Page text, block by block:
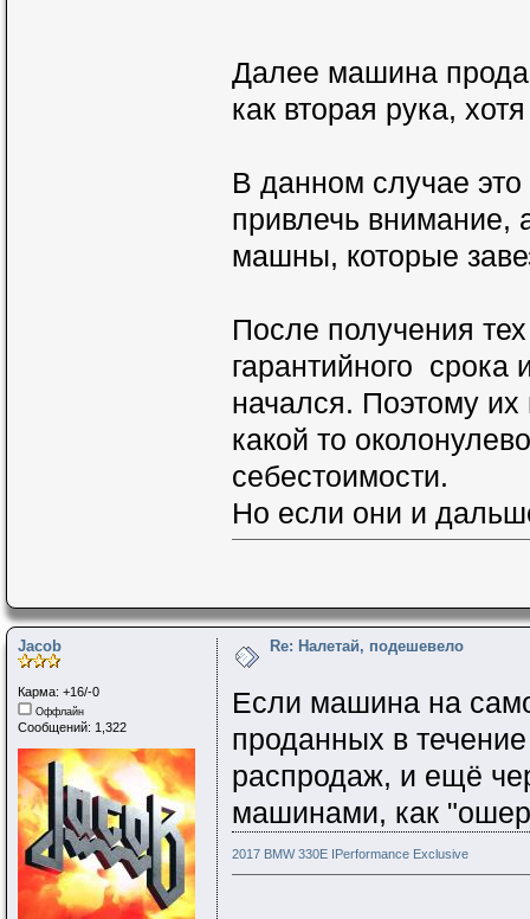
Далее машина
как вторая рука,
В данном случае это
привлечь внимание,
машны, которые
После получения
гарантийного
начался. Поэтому их
какой то
себестоимости.
Но если они и
Jacob
Карма: +16/-0
Оффлайн
Сообщений: 1,322
Re: Налетай, подешевело
Если машина на
проданных в
распродаж, и ещё
машинами, как
2017 BMW 330E IPerformance Exclusive